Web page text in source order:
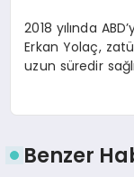
2018 yılında
Erkan Yolaç,
uzun süredir
Benzer